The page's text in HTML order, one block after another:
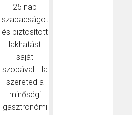
25 nap
szabadságot
és biztosított
lakhatást
saját
szobával. Ha
szereted a
minőségi
gasztronómi